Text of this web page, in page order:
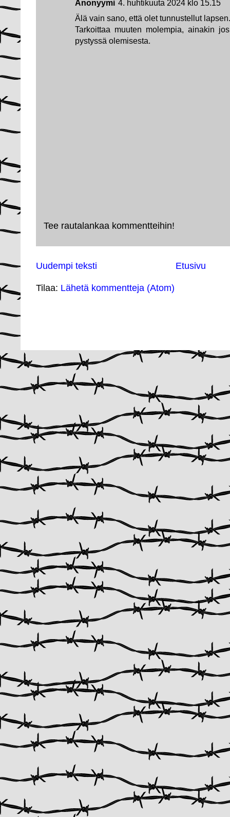
Anonyymi 4. huhtikuuta 2024 klo 15.15
Älä vain sano, että olet tunnustellut
Tarkoittaa muuten molempia, ainakin
pystyssä olemisesta.
Tee rautalankaa kommentteihin!
Uudempi teksti Etusivu
Tilaa: Lähetä kommentteja (Atom)